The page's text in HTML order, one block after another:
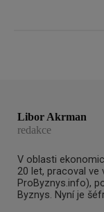
Libor Akrman
redakce
V oblasti
20 let, pracoval ve
ProByznys.info),
Byznys. Nyní je